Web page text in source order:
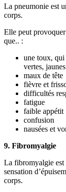
La pneumonie est
corps.
Elle peut
que.. :
une toux, qui
vertes,
maux de tête
fièvre et
difficultés
fatigue
faible appétit
confusion
nausées et
9. Fibromyalgie
La fibromyalgie est
sensation
corps.